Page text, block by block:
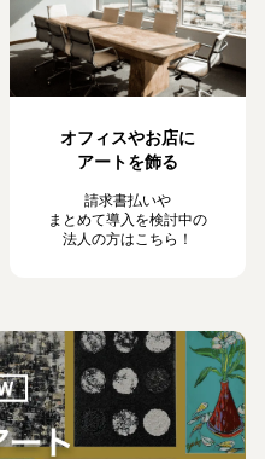
オフィスやお店に
アートを飾る
請求書払いや
まとめて導入を検討中の
法人の方はこちら！